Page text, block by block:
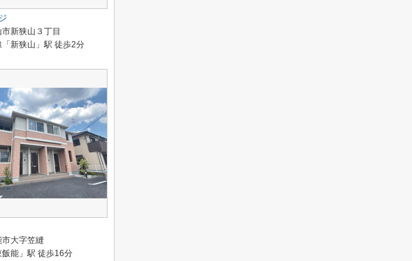
新狭山３丁目
新狭山」駅 徒歩2分
大字笠縫
飯能」駅 徒歩16分